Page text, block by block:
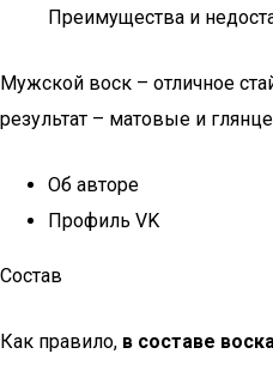
Преимущества и
Мужской воск – отличное
результат – матовые и
Об авторе
Профиль VK
Состав
Как правило, в составе